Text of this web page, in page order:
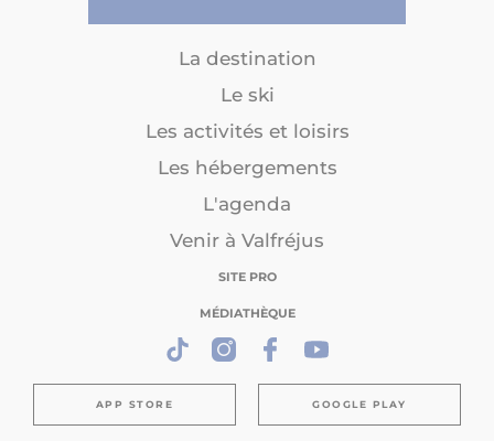
La destination
Le ski
Les activités et loisirs
Les hébergements
L'agenda
Venir à Valfréjus
SITE PRO
MÉDIATHÈQUE
APP STORE GOOGLE PLAY